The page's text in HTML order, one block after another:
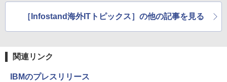
［Infostand海外ITトピックス］の他の記事を見る
関連リンク
IBMのプレスリリース